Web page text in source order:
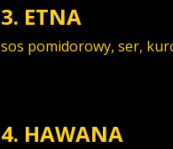
3. ETNA
sos pomidorowy, ser,
4. HAWANA